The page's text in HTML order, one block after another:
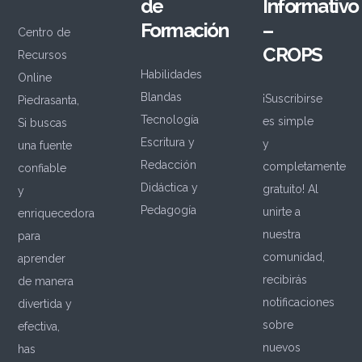
Centro de
Recursos
Online
Piedrasanta,
Si buscas
una fuente
confiable
y
enriquecedora
para
aprender
de manera
divertida y
efectiva,
has
de
Formación
Habilidades
Blandas
Tecnología
Escritura y
Redacción
Didáctica y
Pedagogía
Informativo
–
CROPS
¡Suscribirse
es simple
y
completamente
gratuito! Al
unirte a
nuestra
comunidad,
recibirás
notificaciones
sobre
nuevos